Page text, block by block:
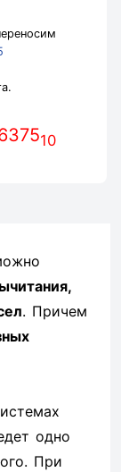
10
. Причем
одно
При